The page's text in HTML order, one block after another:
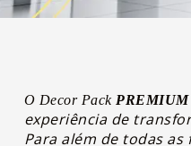
O Decor PackPREMIUM
experiência de
Para além de todas